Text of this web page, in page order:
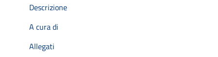
Descrizione
A cura di
Allegati